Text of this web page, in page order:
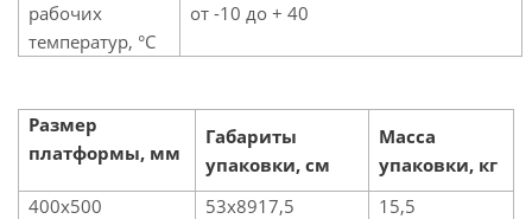
рабочих
температур, °C
от -10 до + 40
Размер
платформы, мм
Габариты
упаковки, см
Масса
упаковки, кг
400х500
53х8917,5
15,5